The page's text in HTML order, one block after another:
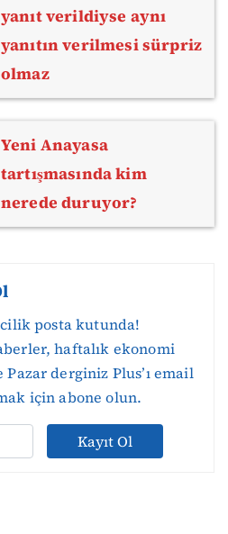
yanıt verildiyse aynı
yanıtın verilmesi sürpriz
olmaz
Yeni Anayasa
tartışmasında kim
nerede duruyor?
posta kutunda!
haftalık ekonomi
derginiz Plus’ı email
için abone olun.
Kayıt Ol